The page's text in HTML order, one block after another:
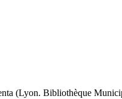
(Lyon. Bibliothèque